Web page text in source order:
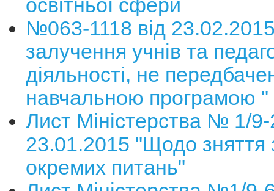
освітньої сфери
№063-1118 від
залучення учнів та
діяльності, не
навчальною програмою "
Лист Міністерства № 1/9-
23.01.2015 "Щодо зняття
окремих питань"